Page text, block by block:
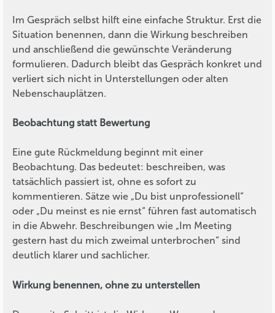
Im Gespräch selbst hilft eine einfache Struktur. Erst die
Situation benennen, dann die Wirkung beschreiben
und anschließend die gewünschte Veränderung
formulieren. Dadurch bleibt das Gespräch konkret und
verliert sich nicht in Unterstellungen oder alten
Nebenschauplätzen.
Beobachtung statt Bewertung
Eine gute Rückmeldung beginnt mit einer
Beobachtung. Das bedeutet: beschreiben, was
tatsächlich passiert ist, ohne es sofort zu
kommentieren. Sätze wie „Du bist unprofessionell“
oder „Du meinst es nie ernst“ führen fast automatisch
in die Abwehr. Beschreibungen wie „Im Meeting
gestern hast du mich zweimal unterbrochen“ sind
deutlich klarer und sachlicher.
Wirkung benennen, ohne zu unterstellen